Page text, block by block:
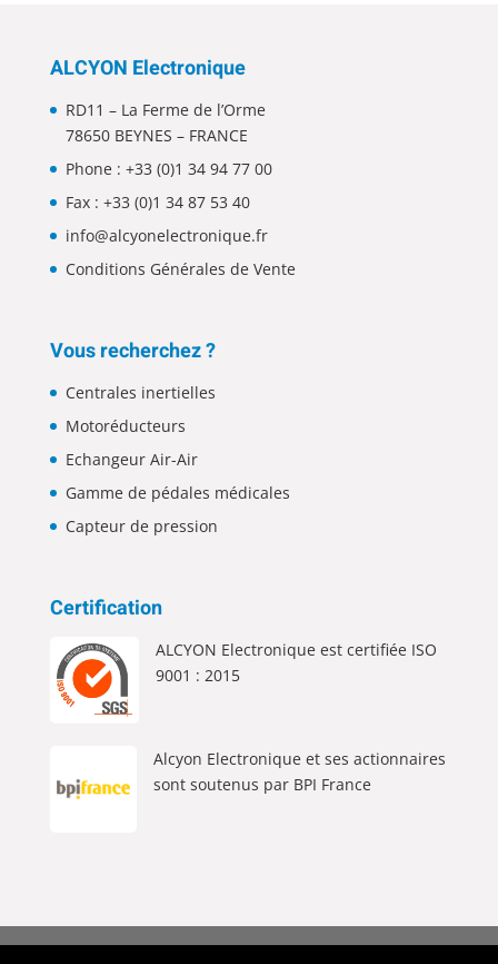
ALCYON Electronique
RD11 – La Ferme de l’Orme
78650 BEYNES – FRANCE
Phone : +33 (0)1 34 94 77 00
Fax : +33 (0)1 34 87 53 40
info@alcyonelectronique.fr
Conditions Générales de Vente
Vous recherchez ?
Centrales inertielles
Motoréducteurs
Echangeur Air-Air
Gamme de pédales médicales
Capteur de pression
Certification
ALCYON Electronique est certifiée ISO
9001 : 2015
Alcyon Electronique et ses actionnaires
sont soutenus par BPI France